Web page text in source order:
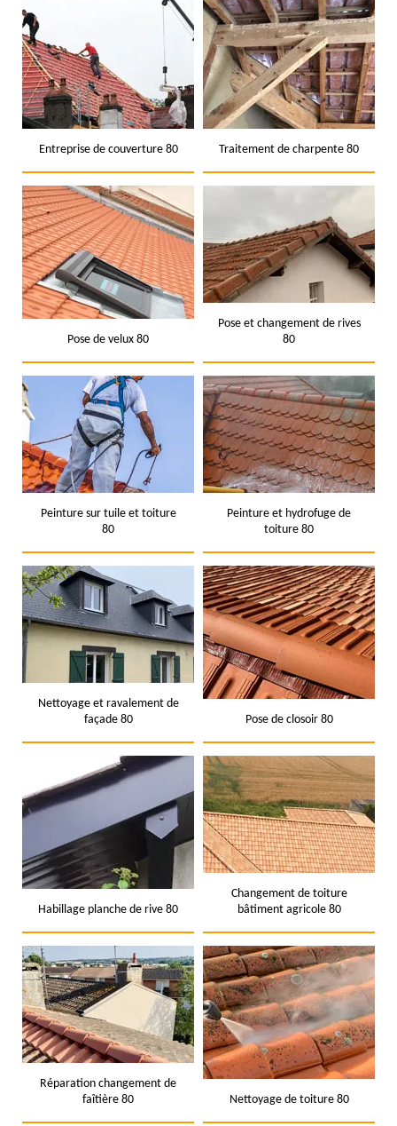
Entreprise de couverture 80 Traitement de charpente 80
Pose de velux 80
Pose et changement de rives
80
Peinture sur tuile et toiture
80
Peinture et hydrofuge de
toiture 80
Nettoyage et ravalement de
façade 80
Pose de closoir 80
Habillage planche de rive 80
Changement de toiture
bâtiment agricole 80
Réparation changement de
faîtière 80
Nettoyage de toiture 80